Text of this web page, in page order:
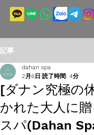
記事
[ダナン究極の
かれた大人に
スパ(Dahan
dahan spa
2月6日 読了時間: 4分